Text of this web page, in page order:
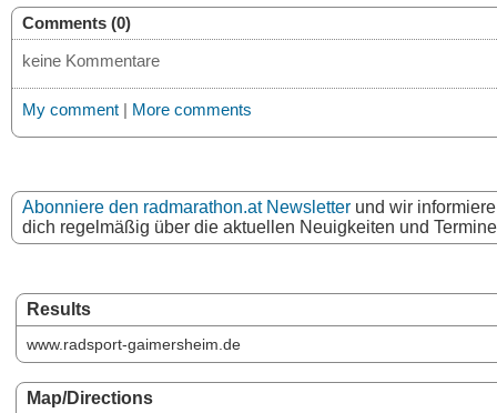
Results
www.radsport-gaimersheim.de
Map/Directions
Comments (0)
keine Kommentare
My comment | More comments
Abonniere den radmarathon.at Newsletter und wir
dich regelmäßig über die aktuellen Neuigkeiten und